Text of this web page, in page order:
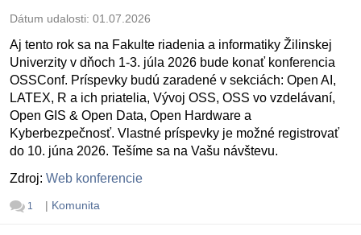
Dátum udalosti: 01.07.2026
Aj tento rok sa na Fakulte riadenia a informatiky Žilinskej
Univerzity v dňoch 1-3. júla 2026 bude konať konferencia
OSSConf. Príspevky budú zaradené v sekciách: Open AI,
LATEX, R a ich priatelia, Vývoj OSS, OSS vo vzdelávaní,
Open GIS & Open Data, Open Hardware a
Kyberbezpečnosť. Vlastné príspevky je možné registrovať
do 10. júna 2026. Tešíme sa na Vašu návštevu.
Zdroj: Web konferencie
1 | Komunita